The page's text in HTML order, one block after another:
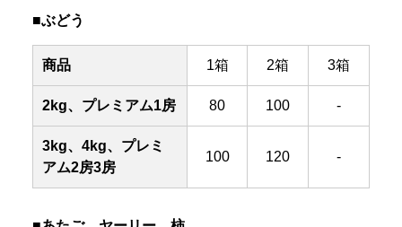
■ぶどう
商品 1箱 2箱 3箱
2kg、プレミアム1房 80 100 -
3kg、4kg、プレミ
アム2房3房
100 120 -